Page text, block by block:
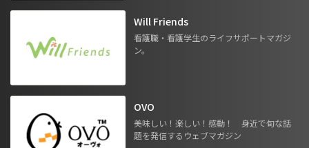
Will Friends
看護職・看護学生のライフサポートマガジ
ン。
OVO
美味しい！楽しい！感動！ 身近で旬な話
題を発信するウェブマガジン